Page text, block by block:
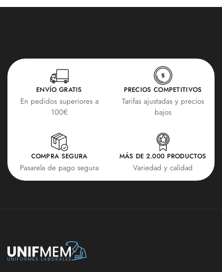
ENVÍO GRATIS
En pedidos superiores a
100€
PRECIOS COMPETITIVOS
Tarifas ajustadas y precios
bajos
COMPRA SEGURA
Pasarela de pago segura
MÁS DE 2.000 PRODUCTOS
Variedad y calidad